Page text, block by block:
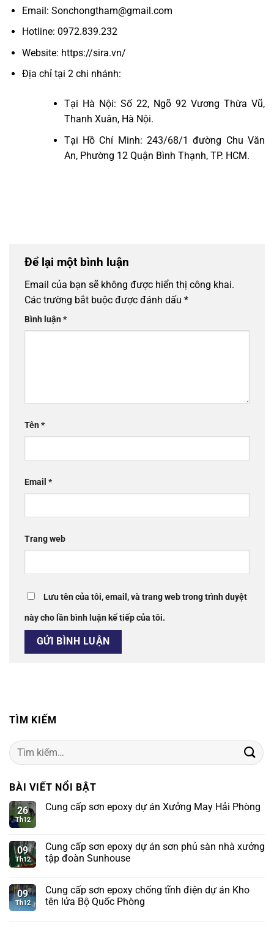
Email: Sonchongtham@gmail.com
Hotline: 0972.839.232
Website: https://sira.vn/
Địa chỉ tại 2 chi nhánh:
Tại Hà Nội: Số 22, Ngõ 92 Vương Thừa Vũ,
Thanh Xuân, Hà Nội.
Tại Hồ Chí Minh: 243/68/1 đường Chu Văn
An, Phường 12 Quận Bình Thạnh, TP. HCM.
Để lại một bình luận
Email của bạn sẽ không được hiển thị công khai.
Các trường bắt buộc được đánh dấu *
Bình luận*
Tên*
Email *
Trang web
Lưu tên của tôi, email, và trang web trong trình duyệt
này cho lần bình luận kế tiếp của tôi.
TÌM KIẾM
Tìm
kiếm:
BÀI VIẾT NỔI BẬT
26
Th12
Cung cấp sơn epoxy dự án Xưởng May Hải Phòng
09
Th12
Cung cấp sơn epoxy dự án sơn phủ sàn nhà xưởng
tập đoàn Sunhouse
09
Th12
Cung cấp sơn epoxy chống tĩnh điện dự án Kho
tên lửa Bộ Quốc Phòng